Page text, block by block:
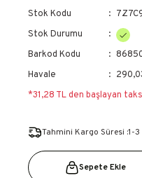
Stok Kodu
Stok Durumu
Barkod Kodu
Havale
*31,28 TL den başlayan
Tahmini Kargo Süresi :1-3
Sepete Ekle